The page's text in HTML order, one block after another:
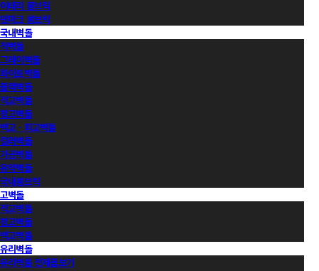
이태리 롱브릭
덴마크 롱브릭
국내벽돌
적벽돌
그레이벽돌
화이트벽돌
블랙벽돌
적고벽돌
청고벽돌
백고ㆍ회고벽돌
컬러벽돌
가공벽돌
유약벽돌
국내롱브릭
고벽돌
적고벽돌
청고벽돌
백고벽돌
유리벽돌
유리벽돌 전제품보기